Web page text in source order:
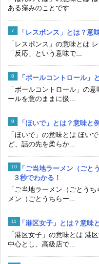
ある窪みのことです...
「レスポンス」とは？意
「レスポンス」の意味とは
「反応」という意味で...
「ボールコントロール」
「ボールコントロール」の
ールを意のままに扱...
「ほいで」とは？意味と
「ほいで」の意味とは ほい
ど、話の先を柔らか...
「ご当地ラーメン（ごと
３秒でわかる！
「ご当地ラーメン（ごとう
メン（ごとうちらー...
「港区女子」とは？意味
「港区女子」の意味とは 港
中心とし、高級店で...